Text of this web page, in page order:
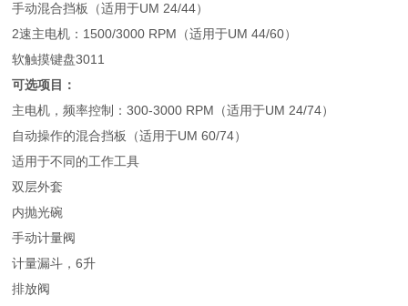
手动混合挡板（适用于UM 24/44）
2速主电机：1500/3000 RPM（适用于UM 44/60）
软触摸键盘3011
可选项目：
主电机，频率控制：300-3000 RPM（适用于UM 24/74）
自动操作的混合挡板（适用于UM 60/74）
适用于不同的工作工具
双层外套
内抛光碗
手动计量阀
计量漏斗，6升
排放阀